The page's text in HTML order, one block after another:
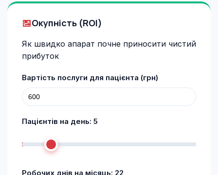
Окупність (ROI)
Як швидко апарат почне приносити чистий
прибуток
Вартість послуги для пацієнта (грн)
Пацієнтів на день: 5
Робочих днів на місяць: 22